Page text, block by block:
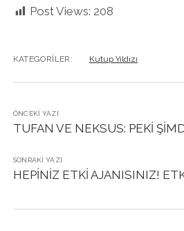
Post Views: 208
KATEGORILER: Kutup Yıldızı
ÖNCEKI YAZI
TUFAN VE NEKSUS: PEKİ
SONRAKI YAZI
HEPİNİZ ETKİ AJANISINIZ!